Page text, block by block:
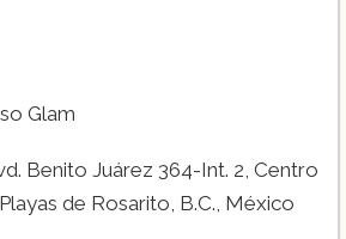
Glam
Benito Juárez 364-Int. 2, Centro
de Rosarito, B.C., México